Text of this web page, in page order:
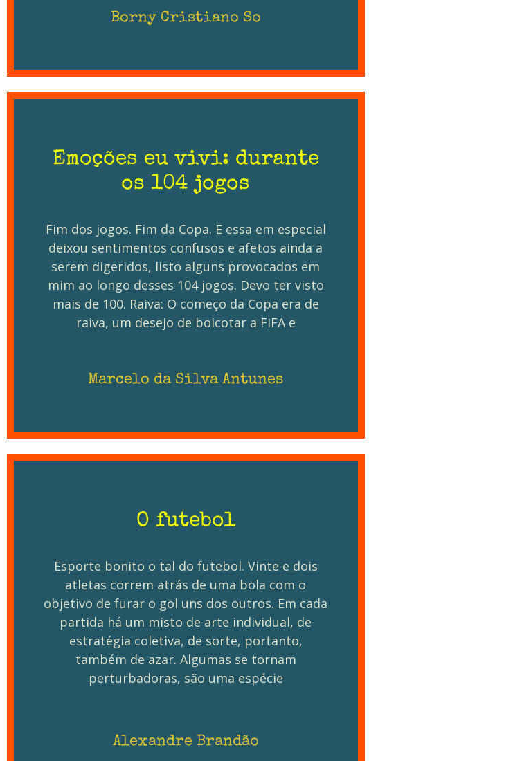
Borny Cristiano So
Emoções eu vivi: durante
os 104 jogos
Fim dos jogos. Fim da Copa. E essa em especial
deixou sentimentos confusos e afetos ainda a
serem digeridos, listo alguns provocados em
mim ao longo desses 104 jogos. Devo ter visto
mais de 100. Raiva: O começo da Copa era de
raiva, um desejo de boicotar a FIFA e
Marcelo da Silva Antunes
O futebol
Esporte bonito o tal do futebol. Vinte e dois
atletas correm atrás de uma bola com o
objetivo de furar o gol uns dos outros. Em cada
partida há um misto de arte individual, de
estratégia coletiva, de sorte, portanto,
também de azar. Algumas se tornam
perturbadoras, são uma espécie
Alexandre Brandão